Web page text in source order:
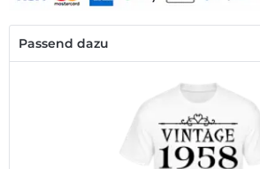
Passend dazu